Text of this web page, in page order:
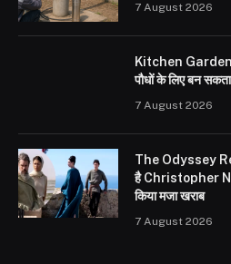
7 August 2026
Kitchen Garden
पौधों के लिए बन
7 August 2026
The Odyssey
है Christopher
किया मजा खराब
7 August 2026